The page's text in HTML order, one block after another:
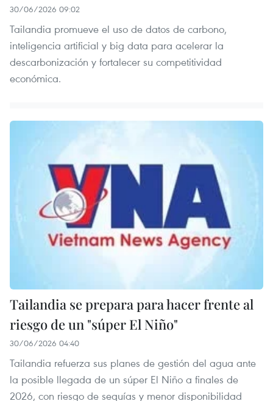
30/06/2026 09:02
Tailandia promueve el uso de datos de carbono,
inteligencia artificial y big data para acelerar la
descarbonización y fortalecer su competitividad
económica.
Tailandia se prepara para hacer frente al
riesgo de un "súper El Niño"
30/06/2026 04:40
Tailandia refuerza sus planes de gestión del agua ante
la posible llegada de un súper El Niño a finales de
2026, con riesgo de sequías y menor disponibilidad